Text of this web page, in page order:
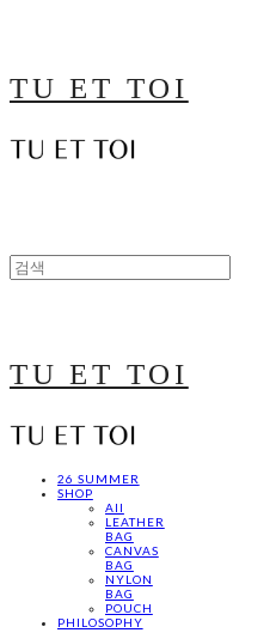
TU ET TOI
TU ET TOI
26 SUMMER
SHOP
All
LEATHER
BAG
CANVAS
BAG
NYLON
BAG
POUCH
PHILOSOPHY